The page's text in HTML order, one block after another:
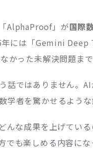
AlphaProof」が国際
年には「Gemini
かった未解決問題まで
話ではありません。
学者を驚かせるような
んな成果を上げてい
でも楽しめる内容に